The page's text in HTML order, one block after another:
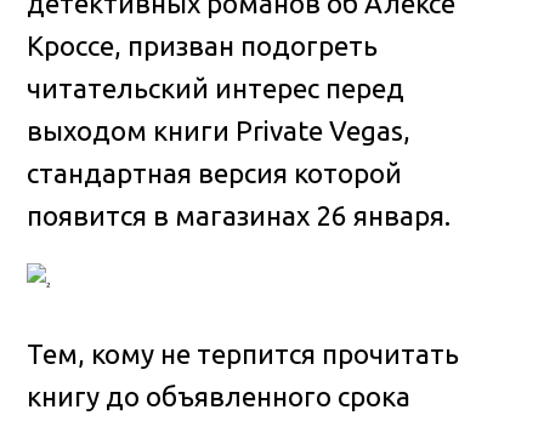
Кроссе, призван подогреть
читательский интерес перед
выходом книги Private Vegas,
стандартная версия которой
появится в магазинах 26 января.
Тем, кому не терпится прочитать
книгу до объявленного срока